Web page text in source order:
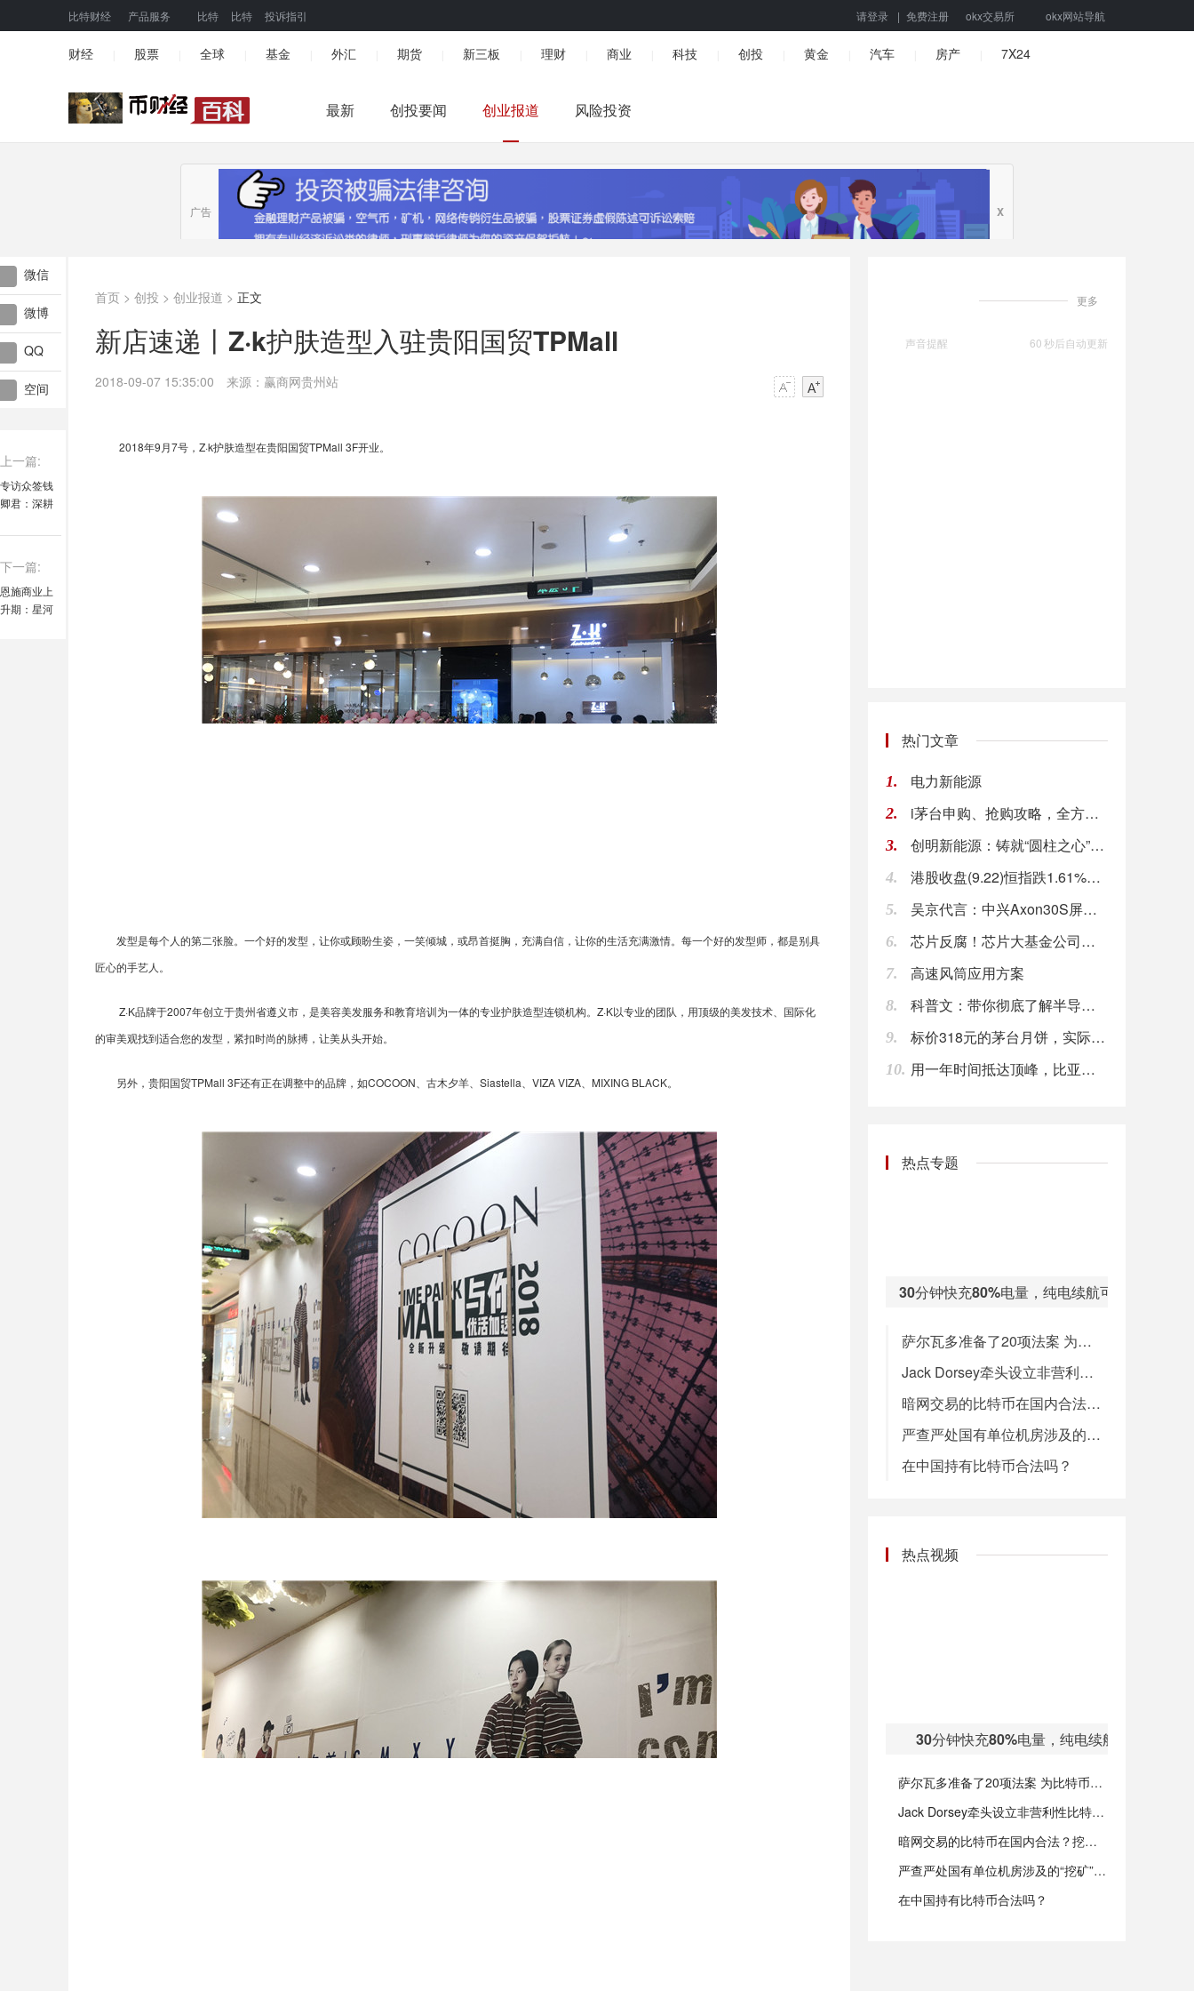
比特财经 产品服务 比特 比特 投诉指引 请登录 | 免费注册 okx交易所 okx网站导航
财经 股票 全球 基金 外汇 期货 新三板 理财 商业 科技 创投 黄金 汽车 房产 7X24
最新 创投要闻 创业报道 风险投资
广告 X
微信
微博
QQ
空间
上一篇:
专访众签钱
卿君：深耕
案，“电子合
业新服务
下一篇:
恩施商业上
升期：星河
首页 > 创投 > 创业报道 > 正文
新店速递丨Z·k护肤造型入驻贵阳国贸TPMall
2018-09-07 15:35:00 来源：赢商网贵州站
2018年9月7号，Z·k护肤造型在贵阳国贸TPMall 3F开业。
发型是每个人的第二张脸。一个好的发型，让你或顾盼生姿，一笑倾城，或昂首挺胸，充满自信，让你的生活充满激情。每一个好的发型师，都是别具
匠心的手艺人。
Z·K品牌于2007年创立于贵州省遵义市，是美容美发服务和教育培训为一体的专业护肤造型连锁机构。Z·K以专业的团队，用顶级的美发技术、国际化
的审美观找到适合您的发型，紧扣时尚的脉搏，让美从头开始。
另外，贵阳国贸TPMall 3F还有正在调整中的品牌，如COCOON、古木夕羊、Siastella、VIZA VIZA、MIXING BLACK。
更多
声音提醒 60秒后自动更新
热门文章
1. 电力新能源
2. i茅台申购、抢购攻略，全方位解读
3. 创明新能源：铸就“圆柱之心”塑造新势能
4. 港股收盘(9.22)恒指跌1.61%、创近11年来新低互联网、金融等板块领跌
5. 吴京代言：中兴Axon30S屏下摄像头手机正式发布，1698元起步
6. 芯片反腐！芯片大基金公司又有3人被查
7. 高速风筒应用方案
8. 科普文：带你彻底了解半导体产业，详细解读中国芯片到底如何（二）（转载）
9. 标价318元的茅台月饼，实际价格650元？茅台国际大酒店回应来了
10. 用一年时间抵达顶峰，比亚迪的混动技术到底有多牛？
热点专题
30分钟快充80%电量，纯电续航可达401km，
萨尔瓦多准备了20项法案 为比特币债券提供法律框架
Jack Dorsey牵头设立非营利性比特币法律辩护基金
暗网交易的比特币在国内合法？挖矿是浪费资源？
严查严处国有单位机房涉及的“挖矿”活动
在中国持有比特币合法吗？
热点视频
30分钟快充80%电量，纯电续航可达
萨尔瓦多准备了20项法案 为比特币债券提供法律框架
Jack Dorsey牵头设立非营利性比特币法律辩护基金
暗网交易的比特币在国内合法？挖矿是浪费资源？
严查严处国有单位机房涉及的“挖矿”活动
在中国持有比特币合法吗？